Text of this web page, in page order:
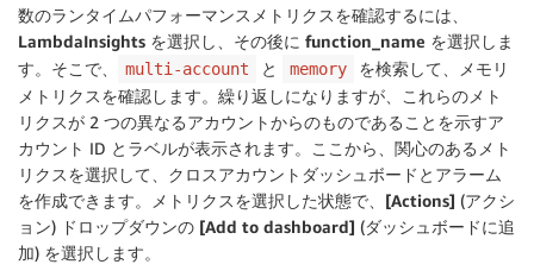
数のランタイムパフォーマンスメトリクスを確認するには、
LambdaInsights を選択し、その後に function_name を選択しま
す。そこで、
multi-account と memory
を検索して、メモリ
メトリクスを確認します。繰り返しになりますが、これらのメト
リクスが 2 つの異なるアカウントからのものであることを示すア
カウント ID とラベルが表示されます。ここから、関心のあるメト
リクスを選択して、クロスアカウントダッシュボードとアラーム
を作成できます。メトリクスを選択した状態で、 [Actions] (アクシ
ョン) ドロップダウンの [Add to dashboard] (ダッシュボードに追
加) を選択します。